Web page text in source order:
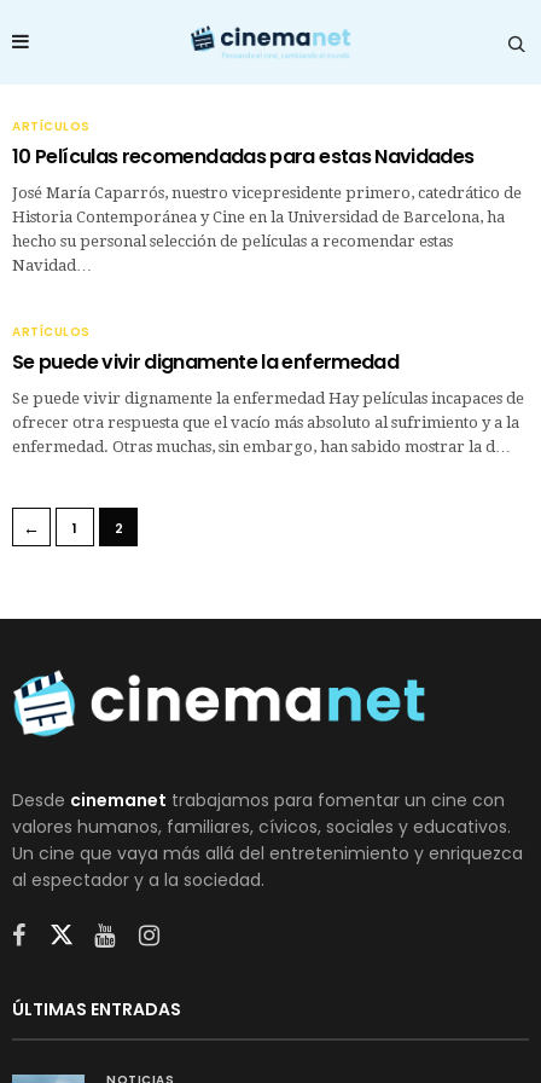
ARTÍCULOS
10 Películas recomendadas para estas Navidades
José María Caparrós, nuestro vicepresidente primero, catedrático de
Historia Contemporánea y Cine en la Universidad de Barcelona, ha
hecho su personal selección de películas a recomendar estas
Navidad…
ARTÍCULOS
Se puede vivir dignamente la enfermedad
Se puede vivir dignamente la enfermedad Hay películas incapaces de
ofrecer otra respuesta que el vacío más absoluto al sufrimiento y a la
enfermedad. Otras muchas, sin embargo, han sabido mostrar la d…
← 1 2
Desde cinemanet trabajamos para fomentar un cine con
valores humanos, familiares, cívicos, sociales y educativos.
Un cine que vaya más allá del entretenimiento y enriquezca
al espectador y a la sociedad.
ÚLTIMAS ENTRADAS